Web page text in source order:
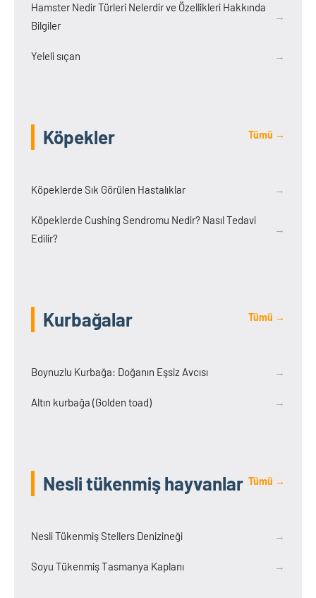
Hamster Nedir Türleri Nelerdir ve Özellikleri Hakkında
Bilgiler
→
Yeleli sıçan →
Köpekler Tümü →
Köpeklerde Sık Görülen Hastalıklar →
Köpeklerde Cushing Sendromu Nedir? Nasıl Tedavi
Edilir?
→
Kurbağalar Tümü →
Boynuzlu Kurbağa: Doğanın Eşsiz Avcısı →
Altın kurbağa (Golden toad) →
Nesli tükenmiş hayvanlar Tümü →
Nesli Tükenmiş Stellers Denizineği →
Soyu Tükenmiş Tasmanya Kaplanı →